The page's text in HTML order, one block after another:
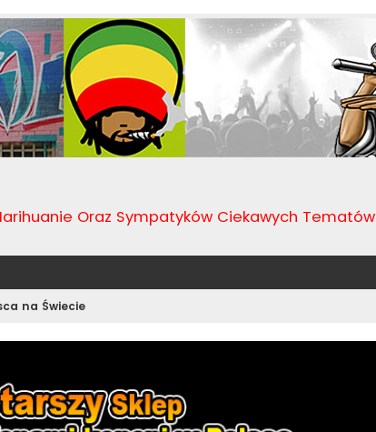
Oraz Sympatyków Ciekawych Tematów
na Świecie